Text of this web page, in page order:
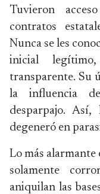
Tuvieron
contratos
Nunca se les
inicial
transparente. Su
la influencia
desparpajo.
degeneró en
Lo más alarmante
solamente
aniquilan las